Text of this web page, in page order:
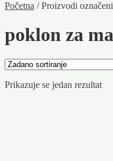
Početna /Proizvodi
poklon za
Prikazuje se jedan rezultat